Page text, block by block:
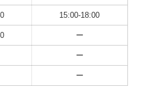
15:00-18:00
ー
ー
ー